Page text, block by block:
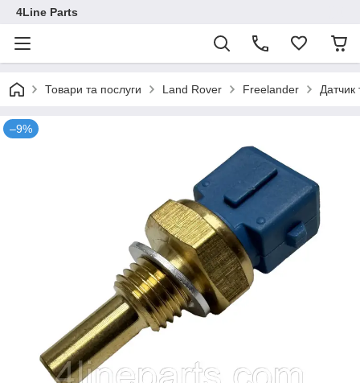
4Line Parts
Товари та послуги Land Rover Freelander
–9%